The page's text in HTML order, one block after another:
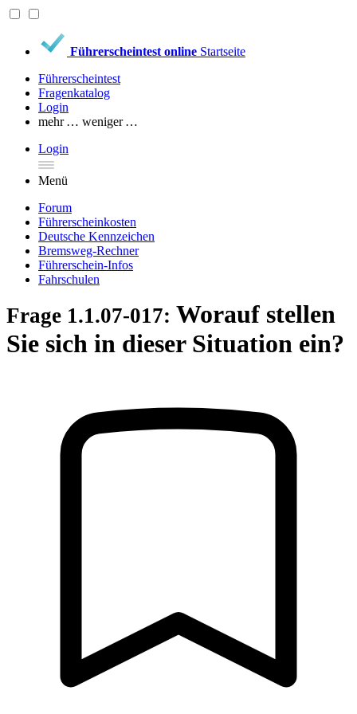
Führerscheintest online Startseite
Führerscheintest
Fragenkatalog
Login
mehr … weniger …
Login
Menü
Forum
Führerscheinkosten
Deutsche Kennzeichen
Bremsweg-Rechner
Führerschein-Infos
Fahrschulen
Frage 1.1.07-017: Worauf stellen
Sie sich in dieser Situation ein?